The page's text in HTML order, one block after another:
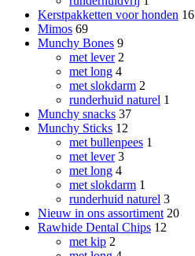
Kerstpakketten voor honden 16
Mimos 69
Munchy Bones 9
met lever 2
met long 4
met slokdarm 2
runderhuid naturel 1
Munchy snacks 37
Munchy Sticks 12
met bullenpees 1
met lever 3
met long 4
met slokdarm 1
runderhuid naturel 3
Nieuw in ons assortiment 20
Rawhide Dental Chips 12
met kip 2